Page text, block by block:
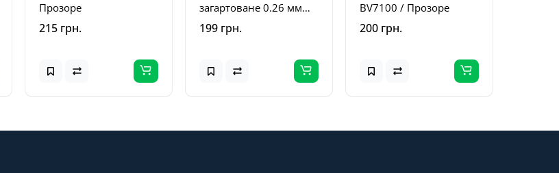
Прозоре
215 грн.
загартоване 0.26 мм
прозоре
199 грн.
BV7100 / Прозоре
200 грн.